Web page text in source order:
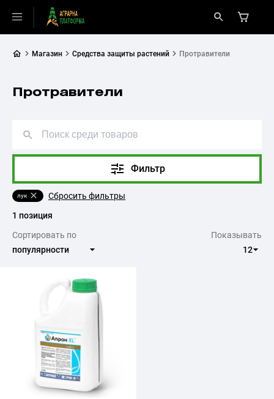
Магазин Средства защиты растений Протравители
Протравители
лук Сбросить фильтры
Фильтр
1 позиция
Сортировать по
Показывать